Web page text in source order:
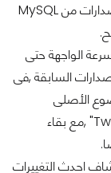
يشترط على المستخدم ان يقوم بتنصيب أحدث اصدارات من MySQL
الواجهة حتى
السابقة ,فى
الأصلى
"theme" والذى تطلق عليه اسم "Twenty Eleven" ,مع بقاء
احدث التغييرات